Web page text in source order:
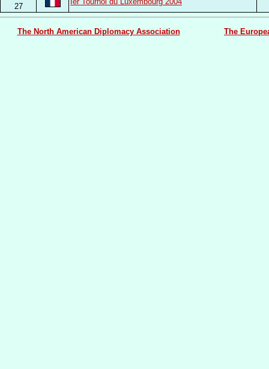
27
The North American Diplomacy Association The